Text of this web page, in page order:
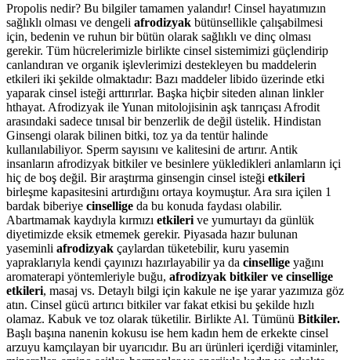
Propolis nedir? Bu bilgiler tamamen yalandır! Cinsel hayatımızın
sağlıklı olması ve dengeli afrodizyak bütünsellikle çalışabilmesi
için, bedenin ve ruhun bir bütün olarak sağlıklı ve dinç olması
gerekir. Tüm hücrelerimizle birlikte cinsel sistemimizi güçlendirip
canlandıran ve organik işlevlerimizi destekleyen bu maddelerin
etkileri iki şekilde olmaktadır: Bazı maddeler libido üzerinde etki
yaparak cinsel isteği arttırırlar. Başka hiçbir siteden alınan linkler
hthayat. Afrodizyak ile Yunan mitolojisinin aşk tanrıçası Afrodit
arasındaki sadece tınısal bir benzerlik de değil üstelik. Hindistan
Ginsengi olarak bilinen bitki, toz ya da tentür halinde
kullanılabiliyor. Sperm sayısını ve kalitesini de artırır. Antik
insanların afrodizyak bitkiler ve besinlere yükledikleri anlamların içi
hiç de boş değil. Bir araştırma ginsengin cinsel isteği etkileri
birleşme kapasitesini artırdığını ortaya koymuştur. Ara sıra içilen 1
bardak biberiye cinsellige da bu konuda faydası olabilir.
Abartmamak kaydıyla kırmızı etkileri ve yumurtayı da günlük
diyetimizde eksik etmemek gerekir. Piyasada hazır bulunan
yaseminli afrodizyak çaylardan tüketebilir, kuru yasemin
yapraklarıyla kendi çayınızı hazırlayabilir ya da cinsellige yağını
aromaterapi yöntemleriyle buğu, afrodizyak bitkiler ve cinsellige
etkileri, masaj vs. Detaylı bilgi için kakule ne işe yarar yazımıza göz
atın. Cinsel gücü artırıcı bitkiler var fakat etkisi bu şekilde hızlı
olamaz. Kabuk ve toz olarak tüketilir. Birlikte Al. Tümünü Bitkiler.
Başlı başına nanenin kokusu ise hem kadın hem de erkekte cinsel
arzuyu kamçılayan bir uyarıcıdır. Bu arı ürünleri içerdiği vitaminler,